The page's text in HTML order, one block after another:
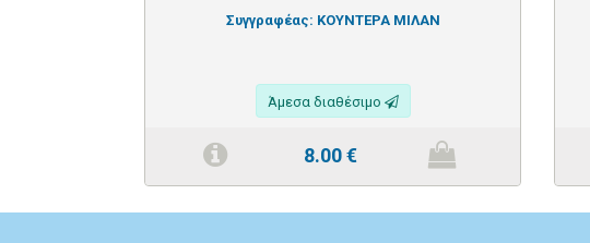
Συγγραφέας: ΚΟΥΝΤΕΡΑ ΜΙΛΑΝ
Άμεσα διαθέσιμο
8.00€